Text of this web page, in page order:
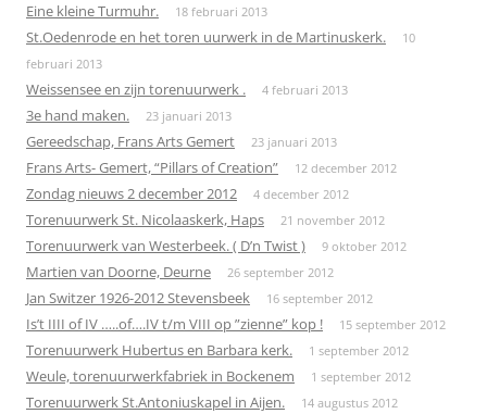
Eine kleine Turmuhr. 18 februari 2013
St.Oedenrode en het toren uurwerk in de Martinuskerk.
10
februari 2013
Weissensee en zijn torenuurwerk . 4 februari 2013
3e hand maken. 23 januari 2013
Gereedschap, Frans Arts Gemert 23 januari 2013
Frans Arts- Gemert, “Pillars of Creation” 12 december 2012
Zondag nieuws 2 december 2012 4 december 2012
Torenuurwerk St. Nicolaaskerk, Haps 21 november 2012
Torenuurwerk van Westerbeek. ( D’n Twist ) 9 oktober 2012
Martien van Doorne, Deurne 26 september 2012
Jan Switzer 1926-2012 Stevensbeek 16 september 2012
Is’t IIII of IV …..of….IV t/m VIII op ”zienne” kop ! 15 september 2012
Torenuurwerk Hubertus en Barbara kerk. 1 september 2012
Weule, torenuurwerkfabriek in Bockenem 1 september 2012
Torenuurwerk St.Antoniuskapel in Aijen. 14 augustus 2012